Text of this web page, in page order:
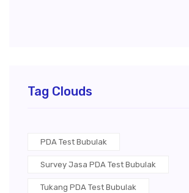
Tag Clouds
PDA Test Bubulak
Survey Jasa PDA Test Bubulak
Tukang PDA Test Bubulak